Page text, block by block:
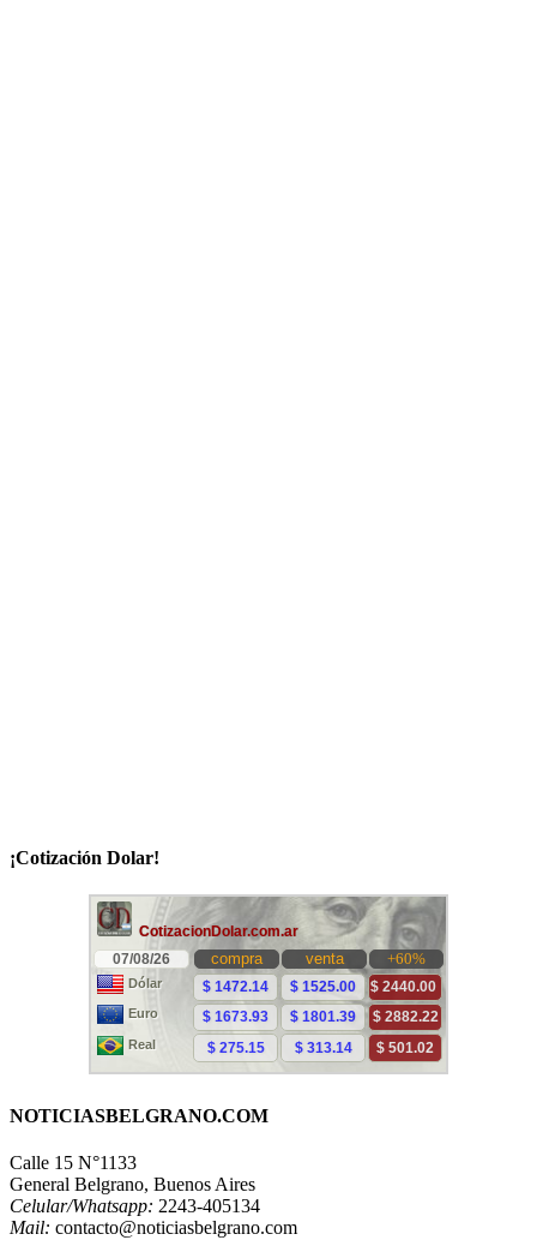
¡Cotización Dolar!
NOTICIASBELGRANO.COM
Calle 15 N°1133
General Belgrano, Buenos Aires
Celular/Whatsapp: 2243-405134
Mail: contacto@noticiasbelgrano.com